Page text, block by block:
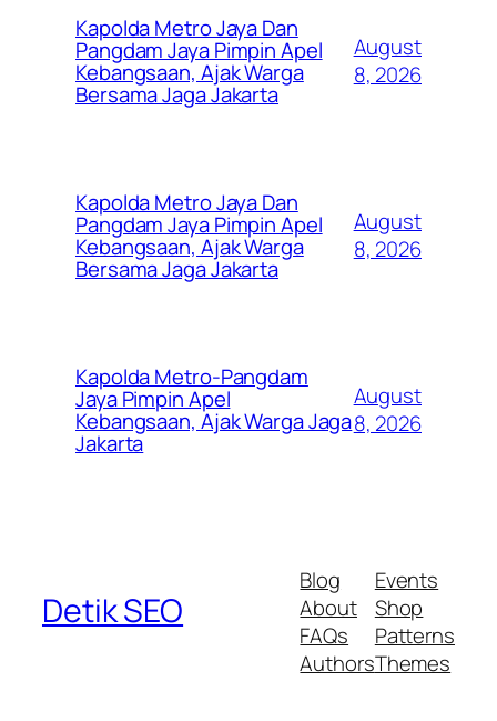
Kapolda Metro Jaya Dan
Pangdam Jaya Pimpin Apel
Kebangsaan, Ajak Warga
Bersama Jaga Jakarta
August
8, 2026
Kapolda Metro Jaya Dan
Pangdam Jaya Pimpin Apel
Kebangsaan, Ajak Warga
Bersama Jaga Jakarta
August
8, 2026
Kapolda Metro-Pangdam
Jaya Pimpin Apel
Kebangsaan, Ajak Warga Jaga
Jakarta
August
8, 2026
Detik SEO
Blog
About
FAQs
Authors
Events
Shop
Patterns
Themes